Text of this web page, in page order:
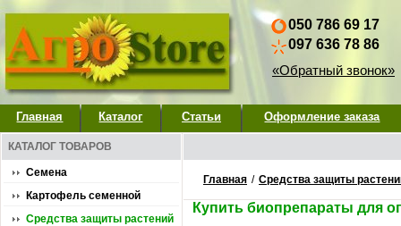
050 786 69 17
097 636 78 86
«Обратный звонок»
Главная Каталог Статьи Оформление заказа
КАТАЛОГ ТОВАРОВ
Семена
Картофель семенной
Средства защиты растений
Главная / Средства защиты
Купить биопрепараты для